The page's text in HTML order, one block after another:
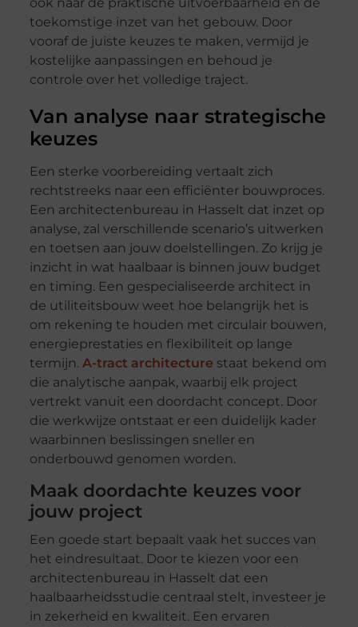
ook naar de praktische uitvoerbaarheid en de
toekomstige inzet van het gebouw. Door
vooraf de juiste keuzes te maken, vermijd je
kostelijke aanpassingen en behoud je
controle over het volledige traject.
Van analyse naar strategische
keuzes
Een sterke voorbereiding vertaalt zich
rechtstreeks naar een efficiënter bouwproces.
Een architectenbureau in Hasselt dat inzet op
analyse, zal verschillende scenario’s uitwerken
en toetsen aan jouw doelstellingen. Zo krijg je
inzicht in wat haalbaar is binnen jouw budget
en timing. Een gespecialiseerde architect in
de utiliteitsbouw weet hoe belangrijk het is
om rekening te houden met circulair bouwen,
energieprestaties en flexibiliteit op lange
termijn. A-tract architecture staat bekend om
die analytische aanpak, waarbij elk project
vertrekt vanuit een doordacht concept. Door
die werkwijze ontstaat er een duidelijk kader
waarbinnen beslissingen sneller en
onderbouwd genomen worden.
Maak doordachte keuzes voor
jouw project
Een goede start bepaalt vaak het succes van
het eindresultaat. Door te kiezen voor een
architectenbureau in Hasselt dat een
haalbaarheidsstudie centraal stelt, investeer je
in zekerheid en kwaliteit. Een ervaren